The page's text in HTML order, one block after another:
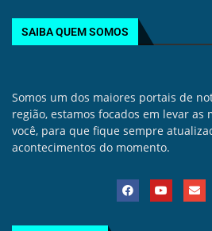
SAIBA QUEM SOMOS
Somos um dos maiores portais de
região, estamos focados em levar as
você, para que fique sempre
acontecimentos do momento.